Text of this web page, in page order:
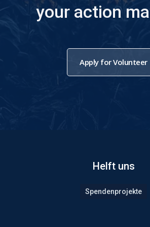
your action
Apply for Volunteer
Helft uns
Spendenprojekte